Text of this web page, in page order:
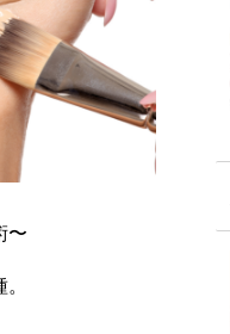
〜